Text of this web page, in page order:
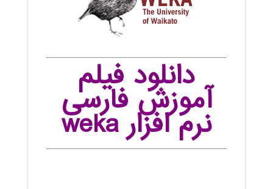
دانلود فیلم
آموزش فارسی
نرم افزار weka